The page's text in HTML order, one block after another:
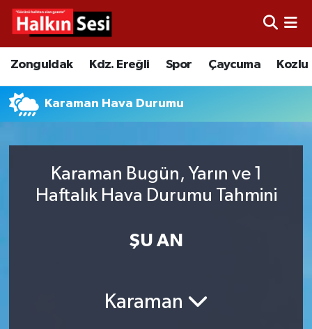
Zonguldak Kdz. Ereğli Spor Çaycuma Kozlu
Karaman Hava Durumu
Karaman Bugün, Yarın ve 1
Haftalık Hava Durumu Tahmini
ŞU AN
Karaman
Video
Yazarlar
Çaycuma
KDZ. Ereğli
Alaplı
Merkez Hava Durumu
Merkez Trafik Yoğunluk Haritası
Tüm Manşetler